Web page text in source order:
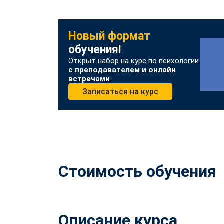
Новый формат
обучения!
Открыт набор на курс по психологии
с преподавателем и онлайн
встречами
Записаться на курс
Стоимость обучения